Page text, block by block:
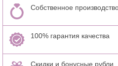
Собственное
100% гарантия качества
Скидки и бонусные рубли